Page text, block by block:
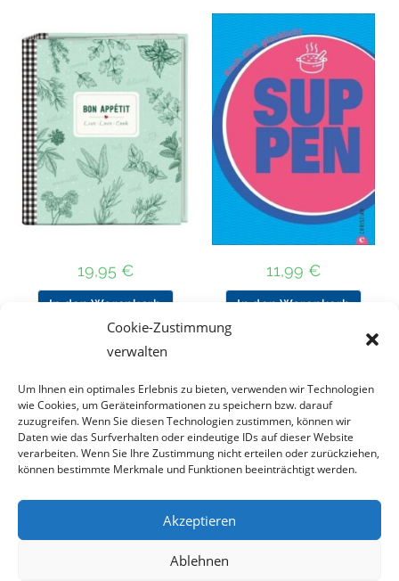
Cookie-Zustimmung
verwalten
Um Ihnen ein optimales Erlebnis zu bieten, verwenden wir Technologien
wie Cookies, um Geräteinformationen zu speichern bzw. darauf
zuzugreifen. Wenn Sie diesen Technologien zustimmen, können wir
Daten wie das Surfverhalten oder eindeutige IDs auf dieser Website
verarbeiten. Wenn Sie Ihre Zustimmung nicht erteilen oder zurückziehen,
können bestimmte Merkmale und Funktionen beeinträchtigt werden.
Akzeptieren
Ablehnen
19,95 €
In den Warenkorb
11,99 €
In den Warenkorb
Nach Preis filtern
Kategorie
auswählen
Datenschutz
Haftungsausschluss